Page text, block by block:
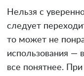
Нельзя с
следует
то может не
использования —
все понятнее.